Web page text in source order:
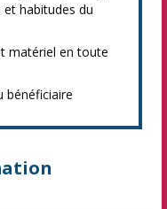
et habitudes du
matériel en toute
bénéficiaire